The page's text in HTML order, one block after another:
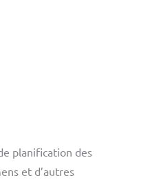
planification des
et d’autres